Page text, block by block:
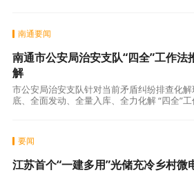
南通要闻
南通市公安局治安支队“四全”工作法
解
市公安局治安支队针对当前矛盾纠纷排查化
底、全面发动、全量入库、全力化解 “四全”
要闻
江苏首个“一建多用”光储充冷乡村微